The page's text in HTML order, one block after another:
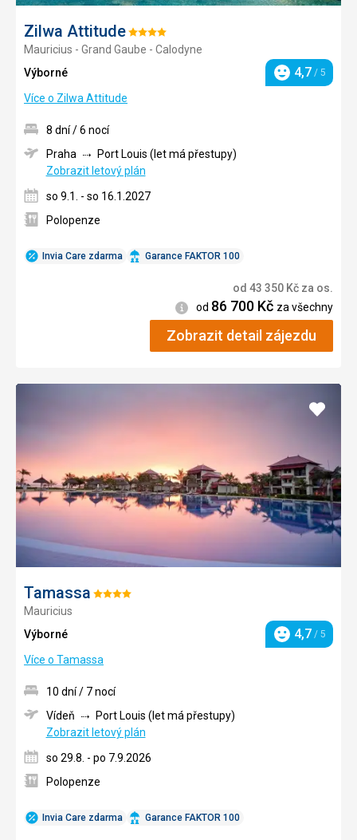
Zilwa AttitudeHodnocení:
4/5
Mauricius - Grand Gaube - Calodyne
Výborné
Hodnocení
4,7 / 5
Více o Zilwa Attitude
Invia Care zdarma Garance FAKTOR 100
8 dní / 6 nocí
Praha
Port Louis (let má přestupy)
Zobrazit letový plán
so 9.1. - so 16.1.2027
Polopenze
od 43 350 Kč za os.
Informace
od 86 700 Kč za všechny
Zobrazit detail zájezdu
Tamassa Hodnocení:
Mauricius
Výborné
Hodnocení
4,7 / 5
Více o Tamassa
Přidat
Invia Care zdarma Garance FAKTOR 100
10 dní / 7 nocí
Vídeň
Port Louis (let má přestupy)
Zobrazit letový plán
so 29.8. - po 7.9.2026
Polopenze